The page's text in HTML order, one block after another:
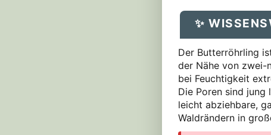
✨
Der Butterröhrling
der Nähe von zwei-
bei Feuchtigkeit
Die Poren sind jung
leicht abziehbare,
Waldrändern in